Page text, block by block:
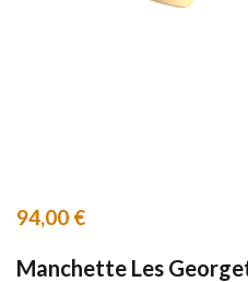
94,00 €
Manchette Les